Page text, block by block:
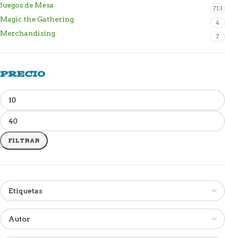
Juegos de Mesa 713
Magic the Gathering 4
Merchandising 7
PRECIO
FILTRAR